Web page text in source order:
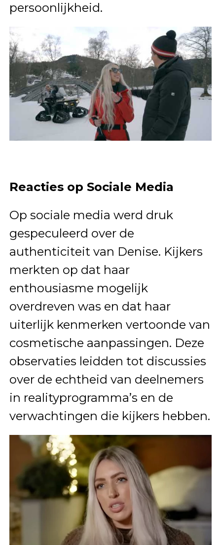
persoonlijkheid.
Reacties op Sociale Media
Op sociale media werd druk
gespeculeerd over de
authenticiteit van Denise. Kijkers
merkten op dat haar
enthousiasme mogelijk
overdreven was en dat haar
uiterlijk kenmerken vertoonde van
cosmetische aanpassingen. Deze
observaties leidden tot discussies
over de echtheid van deelnemers
in realityprogramma’s en de
verwachtingen die kijkers hebben.